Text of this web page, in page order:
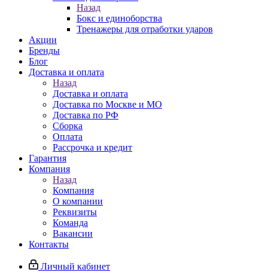
Назад
Бокс и единоборства
Тренажеры для отработки ударов
Акции
Бренды
Блог
Доставка и оплата
Назад
Доставка и оплата
Доставка по Москве и МО
Доставка по РФ
Сборка
Оплата
Рассрочка и кредит
Гарантия
Компания
Назад
Компания
О компании
Реквизиты
Команда
Вакансии
Контакты
Личный кабинет